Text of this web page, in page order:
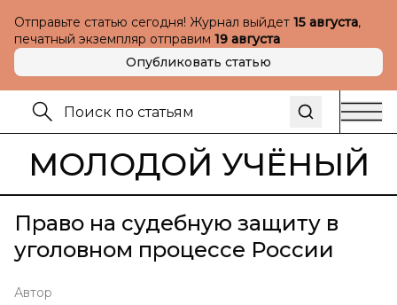
Отправьте статью сегодня! Журнал выйдет 15 августа,
печатный экземпляр отправим 19 августа
Опубликовать статью
МОЛОДОЙ УЧЁНЫЙ
Право на судебную защиту в
уголовном процессе России
Автор